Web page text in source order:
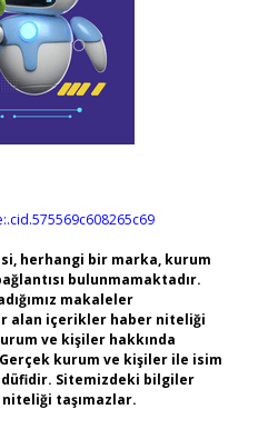
herhangi bir marka, kurum
bulunmamaktadır.
makaleler
alan içerikler haber niteliği
ve kişiler hakkında
kurum ve kişiler ile isim
Sitemizdeki bilgiler
taşımazlar.